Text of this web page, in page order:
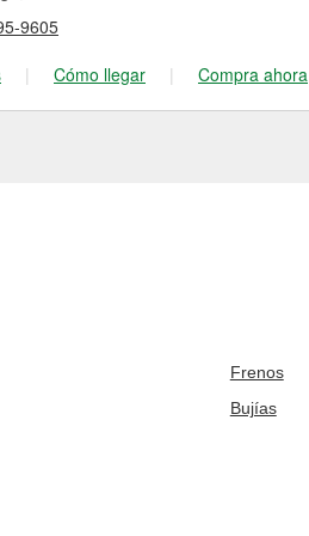
9605
| Cómo llegar | Compra ahora
Frenos
Bujías